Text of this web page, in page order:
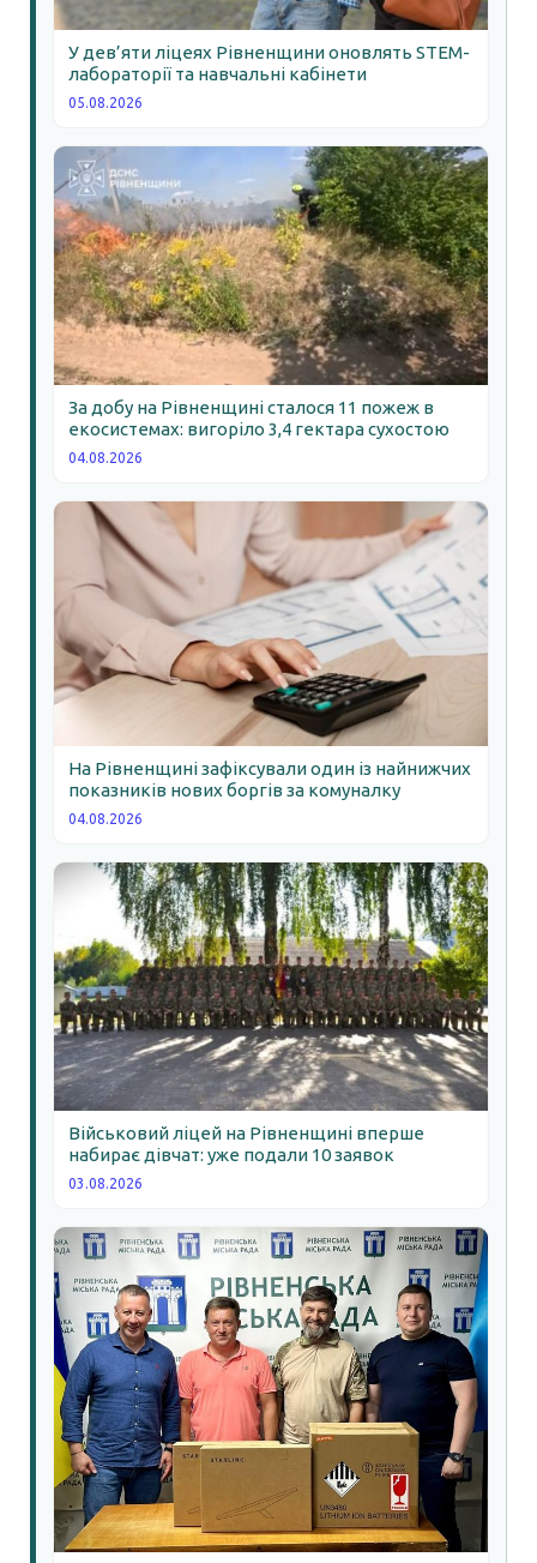
У дев’яти ліцеях Рівненщини оновлять STEM-
лабораторії та навчальні кабінети
05.08.2026
За добу на Рівненщині сталося 11 пожеж в
екосистемах: вигоріло 3,4 гектара сухостою
04.08.2026
На Рівненщині зафіксували один із найнижчих
показників нових боргів за комуналку
04.08.2026
Військовий ліцей на Рівненщині вперше
набирає дівчат: уже подали 10 заявок
03.08.2026